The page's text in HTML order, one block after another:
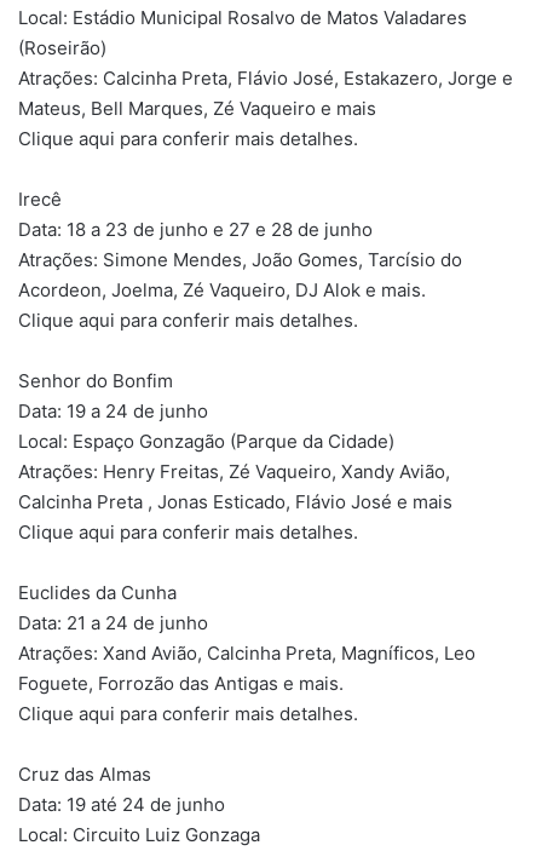
Local: Estádio Municipal Rosalvo de Matos Valadares
(Roseirão)
Atrações: Calcinha Preta, Flávio José, Estakazero, Jorge e
Mateus, Bell Marques, Zé Vaqueiro e mais
Clique aqui para conferir mais detalhes.
Irecê
Data: 18 a 23 de junho e 27 e 28 de junho
Atrações: Simone Mendes, João Gomes, Tarcísio do
Acordeon, Joelma, Zé Vaqueiro, DJ Alok e mais.
Clique aqui para conferir mais detalhes.
Senhor do Bonfim
Data: 19 a 24 de junho
Local: Espaço Gonzagão (Parque da Cidade)
Atrações: Henry Freitas, Zé Vaqueiro, Xandy Avião,
Calcinha Preta , Jonas Esticado, Flávio José e mais
Clique aqui para conferir mais detalhes.
Euclides da Cunha
Data: 21 a 24 de junho
Atrações: Xand Avião, Calcinha Preta, Magníficos, Leo
Foguete, Forrozão das Antigas e mais.
Clique aqui para conferir mais detalhes.
Cruz das Almas
Data: 19 até 24 de junho
Local: Circuito Luiz Gonzaga